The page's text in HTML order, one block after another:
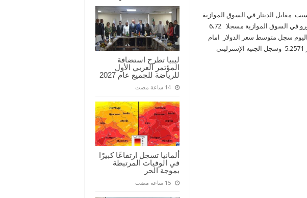
ليبيا تطرح استضافة
المؤتمر العربي الأول
للرياضة للجميع عام 2027
ألمانيا تسجل ارتفاعًا كبيرًا
في الوفيات المرتبطة
بموجة الحر
مقابل الدينار في السوق الموازية
مسجلا 6.225 دينار ، كما ارتفع سعر اليورو في السوق الموازية مسجلا 6.72
سجل متوسط سعر الدولار امام
الدينار 4.8006 وسجل اليورو امام الدينار 5.2571 وسجل الجنيه الإسترليني